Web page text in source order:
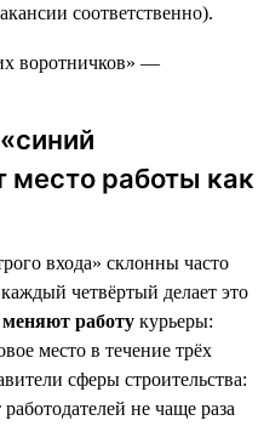
соответственно).
место работы как
входа» склонны часто
четвёртый делает это
работу курьеры:
место в течение трёх
сферы строительства:
не чаще раза